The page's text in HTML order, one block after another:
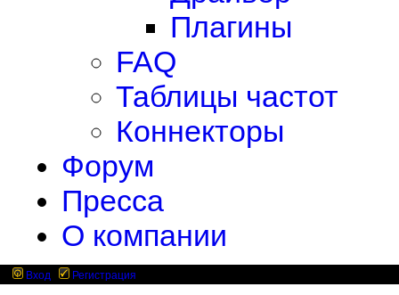
Плагины
FAQ
Таблицы частот
Коннекторы
Форум
Пресса
О компании
Вход Регистрация